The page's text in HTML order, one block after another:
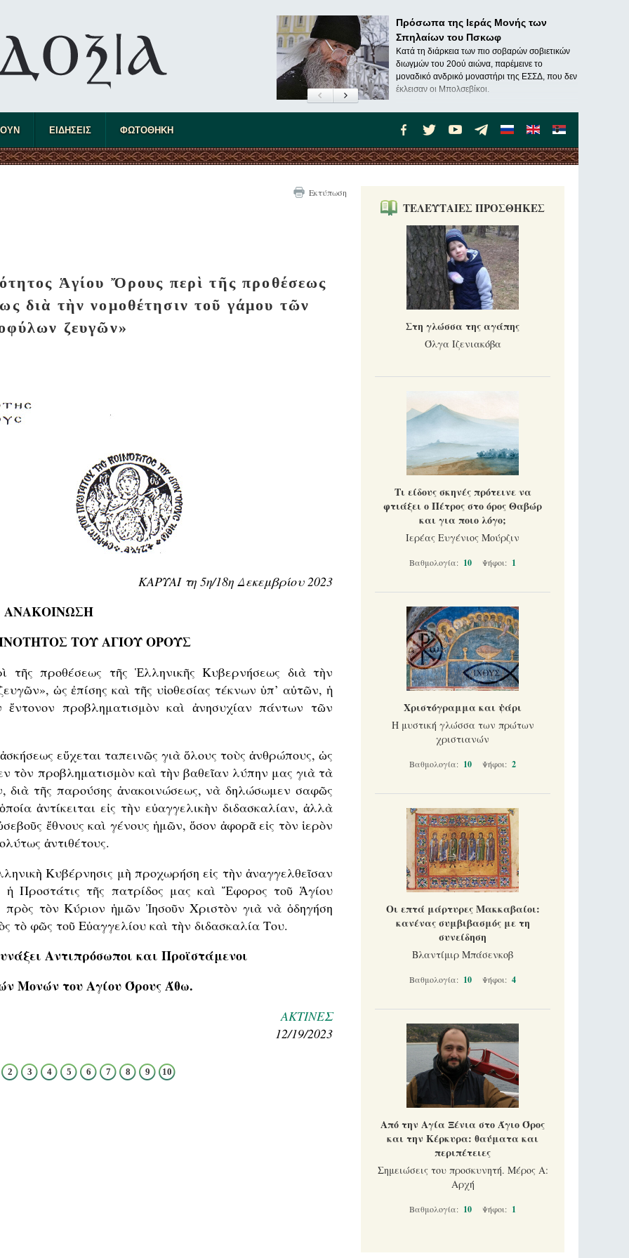
Πρόσωπα της Ιεράς Μονής των
Σπηλαίων του Πσκωφ
Κατά τη διάρκεια των πιο σοβαρών σοβιετικών
διωγμών του 20ού αιώνα, παρέμεινε το
μοναδικό ανδρικό μοναστήρι της ΕΣΣΔ, που δεν
έκλεισαν οι Μπολσεβίκοι.
ΕΙΔΗΣΕΙΣ ΦΩΤΟΘΗΚΗ
Εκτύπωση
Ἁγίου Ὄρους περὶ τῆς προθέσεως
διὰ τὴν νομοθέτησιν τοῦ γάμου τῶν
ζευγῶν»
ΚΑΡΥΑΙ τη 5η/18η Δεκεμβρίου 2023
ΑΝΑΚΟΙΝΩΣΗ
ΤΟΥ ΑΓΙΟΥ ΟΡΟΥΣ
προθέσεως τῆς Ἑλληνικῆς Κυβερ­νήσεως διὰ τὴν
ὡς ἐπίσης καὶ τῆς υἱο­θεσίας τέκνων ὑπ’ αὐτῶν, ἡ
ἔντονον προβλη­μα­τισμὸν καὶ ἀνησυχίαν πάντων τῶν
εὔχεται ταπεινῶς γιὰ ὅ­λους τοὺς ἀνθρώπους, ὡς
τὸν προβληματι­σμὸν καὶ τὴν βαθεῖαν λύπην μας γιὰ τὰ
διὰ τῆς παρούσης ἀνακοινώσεως, νὰ δηλώσωμεν σαφῶς
ἀντίκειται εἰς τὴν εὐαγγελικὴν διδα­σκαλίαν, ἀλλὰ
ἔθνους καὶ γέ­νους ἡμῶν, ὅσον ἀφορᾶ εἰς τὸν ἱερὸν
ἀντιθέτους.
Κυβέρνησις μὴ προ­χωρήση εἰς τὴν ἀναγγελθεῖσαν
ἡ Προ­στάτις τῆς πατρίδος μας καὶ Ἔφορος τοῦ Ἁγίου
τὸν Κύριον ἡμῶν Ἰησοῦν Χριστὸν γιὰ νὰ ὁδηγήση
τὸ φῶς τοῦ Εὐαγγελίου καὶ τὴν διδασκαλία Του.
Αντιπρόσωποι και Προϊστάμενοι
Μονών του Αγίου Όρους Άθω.
ΑΚΤΙΝΕΣ
12/19/2023
2 3 4 5 6 7 8 9 10
ΤΕΛΕΥΤΑΙΕΣ ΠΡΟΣΘΗΚΕΣ
Στη γλώσσα της αγάπης
Όλγα Ιζενιακόβα
Τι είδους σκηνές πρότεινε να
φτιάξει ο Πέτρος στο όρος Θαβώρ
και για ποιο λόγο;
Ιερέας Ευγένιος Μούρζιν
Βαθμολογία: 10 Ψήφοι: 1
Χριστόγραμμα και ψάρι
Η μυστική γλώσσα των πρώτων
χριστιανών
Βαθμολογία: 10 Ψήφοι: 2
Οι επτά μάρτυρες Μακκαβαίοι:
κανένας συμβιβασμός με τη
συνείδηση
Βλαντίμιρ Μπάσενκοβ
Βαθμολογία: 10 Ψήφοι: 4
Από την Αγία Ξένια στο Άγιο Όρος
και την Κέρκυρα: θαύματα και
περιπέτειες
Σημειώσεις του προσκυνητή. Μέρος Α:
Αρχή
Βαθμολογία: 10 Ψήφοι: 1